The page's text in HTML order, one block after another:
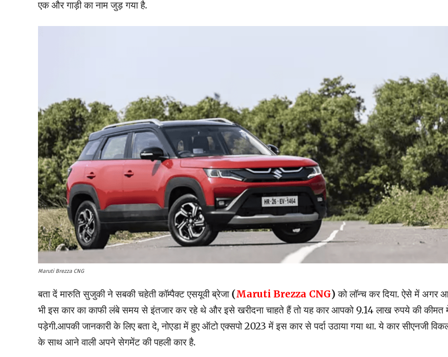
एक और गाड़ी का नाम जुड़ गया है.
Maruti Brezza CNG
बता दें मारुति सुजुकी ने सबकी चहेती कॉम्पैक्ट एसयूवी ब्रेजा (Maruti Brezza CNG) को लॉन्च कर दिया. ऐसे में अगर
भी इस कार का काफी लंबे समय से इंतजार कर रहे थे और इसे खरीदना चाहते हैं तो यह कार आपको 9.14 लाख रुपये की कीमत
पड़ेगी.आपकी जानकारी के लिए बता दे, नोएडा में हुए ऑटो एक्सपो 2023 में इस कार से पर्दा उठाया गया था. ये कार सीएनजी
के साथ आने वाली अपने सेगमेंट की पहली कार है.